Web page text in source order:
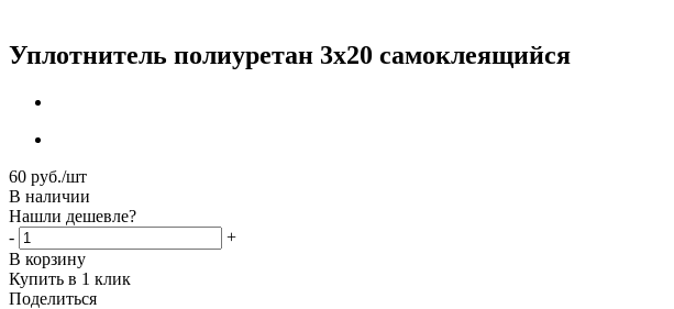
Уплотнитель полиуретан 3x20 самоклеящийся
60 руб./шт
В наличии
Нашли дешевле?
-
+
В корзину
Купить в 1 клик
Поделиться